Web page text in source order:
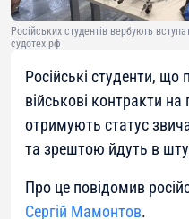
Російських студентів вербують
судотех.рф
Російські студенти, що
військові контракти
отримують статус
та зрештою йдуть в
Про це повідомив
Сергій Мамонтов.